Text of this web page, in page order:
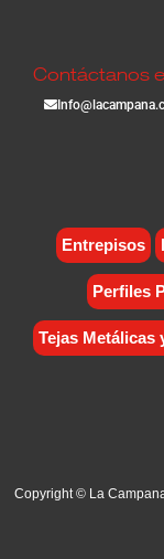
Contáctanos
Entrepisos
Perfiles
Tejas Metálicas
Copyright © La